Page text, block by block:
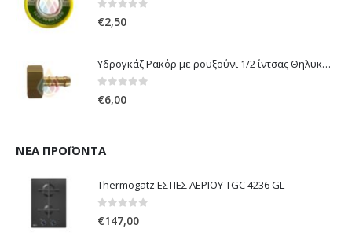
0out of 5
€2,50
Υδρογκάζ Ρακόρ με ρουξούνι 1/2 ίντσας Θηλυκό Δεξιόστροφο για σύνδεση συσκευών με λάστιχο υγραερίου 8mm
0out of 5
€6,00
ΝΈΑ ΠΡΟΪΌΝΤΑ
Thermogatz ΕΣΤΙΕΣ ΑΕΡΙΟΥ TGC 4236 GL
0out of 5
€147,00